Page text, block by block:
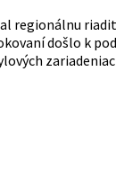
regionálnu
došlo k